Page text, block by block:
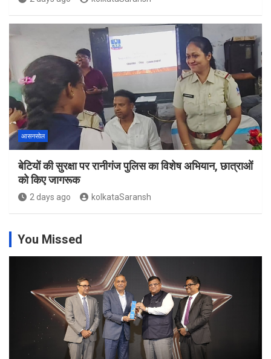
आसनसोल
बेटियों की सुरक्षा पर रानीगंज पुलिस का विशेष अभियान, छात्राओं
को किए जागरूक
2 days ago kolkataSaransh
You Missed